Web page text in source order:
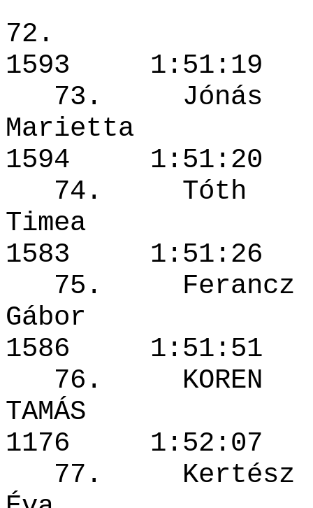
1593
73. Jónás
1594
74. Tóth
1583
75. Ferancz
Gábor
1586
76. KOREN
1176
77. Kertész